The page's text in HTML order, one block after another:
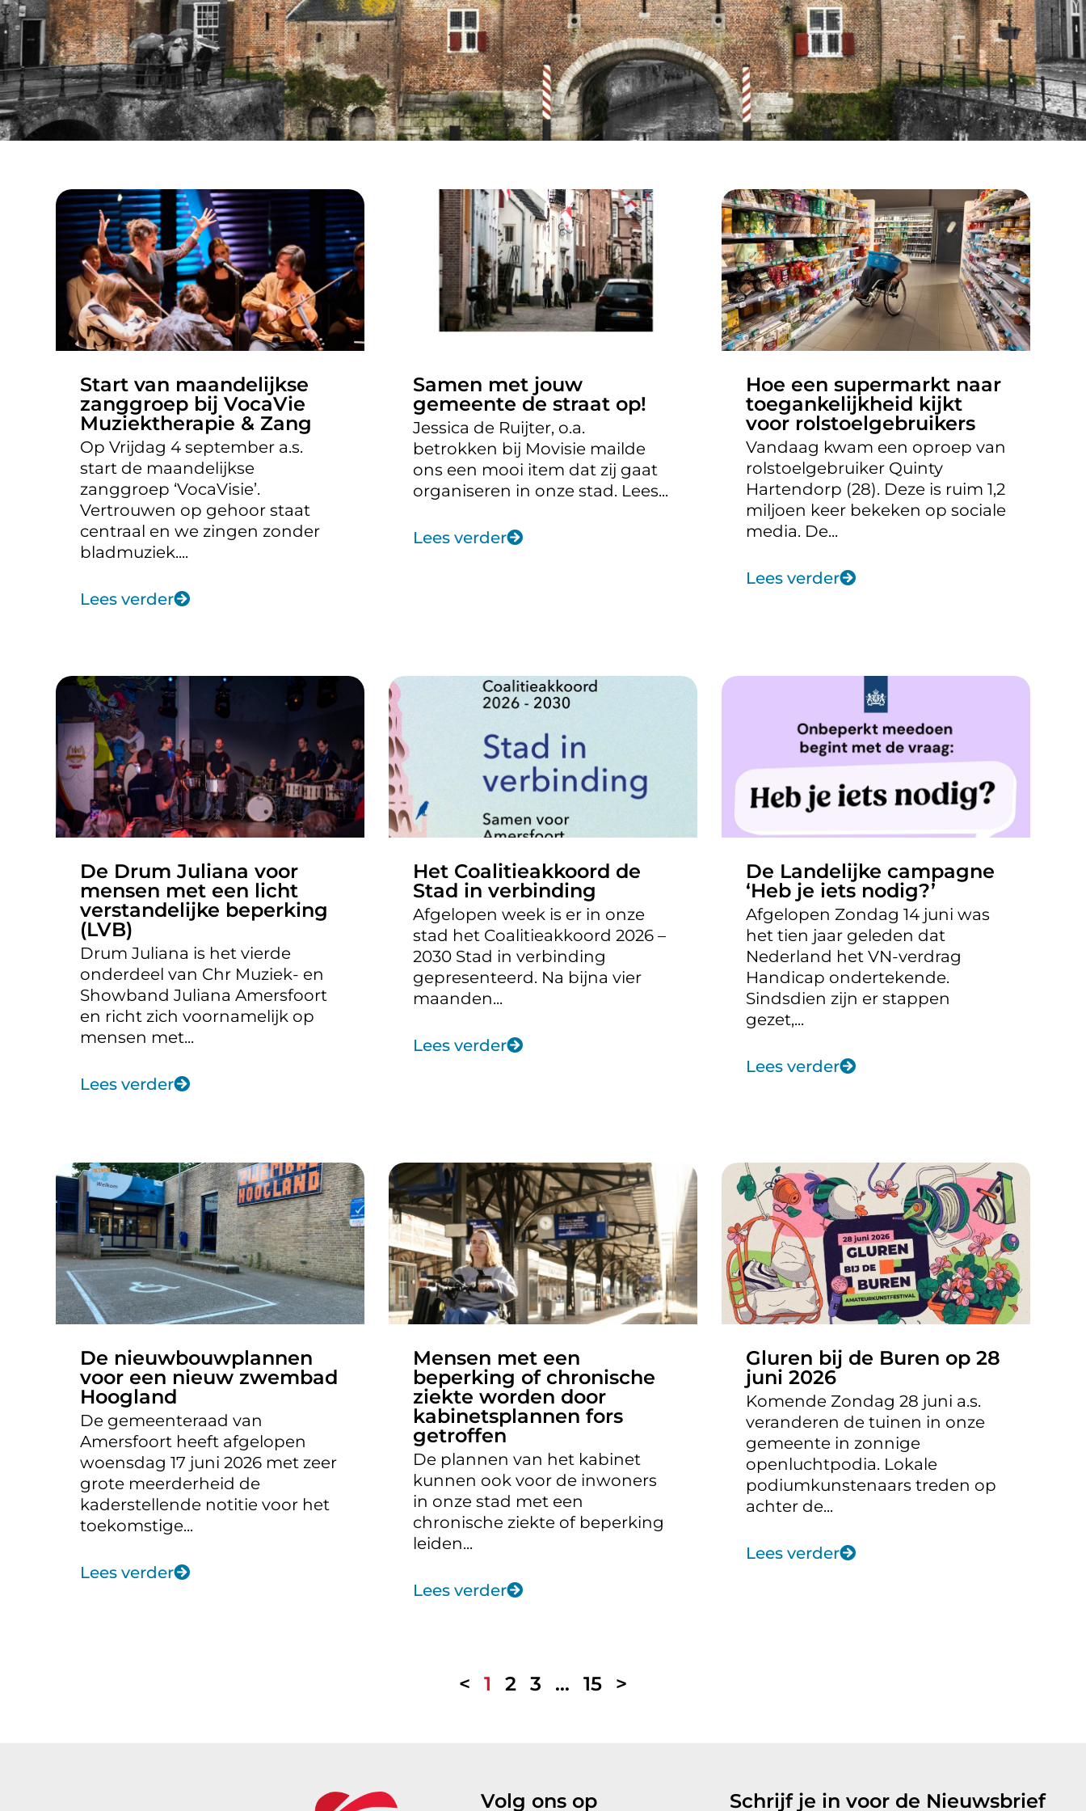
Start van maandelijkse
zanggroep bij VocaVie
Muziektherapie & Zang
Op Vrijdag 4 september a.s.
start de maandelijkse
zanggroep ‘VocaVisie’.
Vertrouwen op gehoor staat
centraal en we zingen zonder
bladmuziek....
Lees verder
Samen met jouw
gemeente de straat op!
Jessica de Ruijter, o.a.
betrokken bij Movisie mailde
ons een mooi item dat zij gaat
organiseren in onze stad. Lees...
Lees verder
Hoe een supermarkt naar
toegankelijkheid kijkt
voor rolstoelgebruikers
Vandaag kwam een oproep van
rolstoelgebruiker Quinty
Hartendorp (28). Deze is ruim 1,2
miljoen keer bekeken op sociale
media. De...
Lees verder
De Drum Juliana voor
mensen met een licht
verstandelijke beperking
(LVB)
Drum Juliana is het vierde
onderdeel van Chr Muziek- en
Showband Juliana Amersfoort
en richt zich voornamelijk op
mensen met...
Lees verder
Het Coalitieakkoord de
Stad in verbinding
Afgelopen week is er in onze
stad het Coalitieakkoord 2026 –
2030 Stad in verbinding
gepresenteerd. Na bijna vier
maanden...
Lees verder
De Landelijke campagne
‘Heb je iets nodig?’
Afgelopen Zondag 14 juni was
het tien jaar geleden dat
Nederland het VN-verdrag
Handicap ondertekende.
Sindsdien zijn er stappen
gezet,...
Lees verder
De nieuwbouwplannen
voor een nieuw zwembad
Hoogland
De gemeenteraad van
Amersfoort heeft afgelopen
woensdag 17 juni 2026 met zeer
grote meerderheid de
kaderstellende notitie voor het
toekomstige...
Lees verder
Mensen met een
beperking of chronische
ziekte worden door
kabinetsplannen fors
getroffen
De plannen van het kabinet
kunnen ook voor de inwoners
in onze stad met een
chronische ziekte of beperking
leiden...
Lees verder
Gluren bij de Buren op 28
juni 2026
Komende Zondag 28 juni a.s.
veranderen de tuinen in onze
gemeente in zonnige
openluchtpodia. Lokale
podiumkunstenaars treden op
achter de...
Lees verder
< 1 2 3 … 15 >
Volg ons op Schrijf je in voor de Nieuwsbrief
Nieuwsbrief